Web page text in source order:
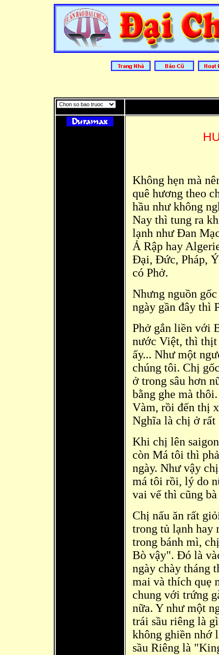
Không hẹn mà
quê hương theo
hầu như không
Nay thì tung ra
lạnh như Đan
Ả Rập hay
Đại, Đức, Pháp,
có Phở.
Nhưng nguồn
ngày gần đây thì
Phở gắn liền với
nước Việt, thì thịt
ấy... Như một
chúng tôi. Chị
ở trong sâu hơn
bằng ghe mà
Vàm, rồi đến thị
Nghĩa là chị ở rất
Khi chị lên
còn Má tôi thì
ngày. Như vậy
má tôi rồi, lý do
vai vế thì cũng
Chị nấu ăn rất
trong tủ lạnh hay
trong bánh mì,
Bò vậy". Đó là
ngày chày tháng
mai và thích quẹ
chung với trứng
nữa. Y như một
trái sầu riêng là
không ghiền nhớ
sầu Riêng là